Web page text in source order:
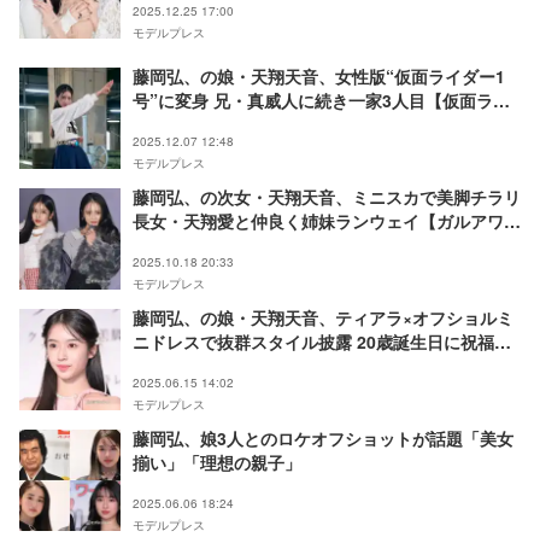
2025.12.25 17:00
モデルプレス
藤岡弘、の娘・天翔天音、女性版“仮面ライダー1
号”に変身 兄・真威人に続き一家3人目【仮面ライ
2025.12.07 12:48
モデルプレス
藤岡弘、の次女・天翔天音、ミニスカで美脚チラリ
長女・天翔愛と仲良く姉妹ランウェイ【ガルアワ
2025.10.18 20:33
モデルプレス
藤岡弘、の娘・天翔天音、ティアラ×オフショルミ
ニドレスで抜群スタイル披露 20歳誕生日に祝福の
2025.06.15 14:02
モデルプレス
藤岡弘、娘3人とのロケオフショットが話題「美女
揃い」「理想の親子」
2025.06.06 18:24
モデルプレス